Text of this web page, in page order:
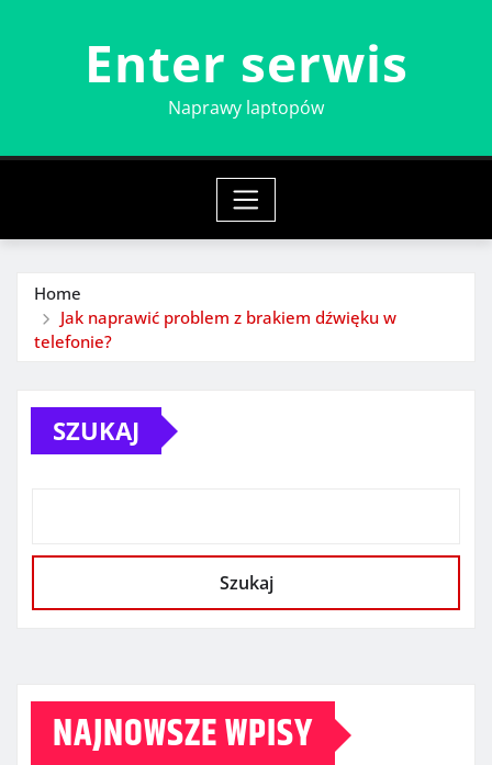
Enter serwis
Naprawy laptopów
Home
Jak naprawić problem z brakiem dźwięku w
telefonie?
SZUKAJ
Szukaj
NAJNOWSZE WPISY